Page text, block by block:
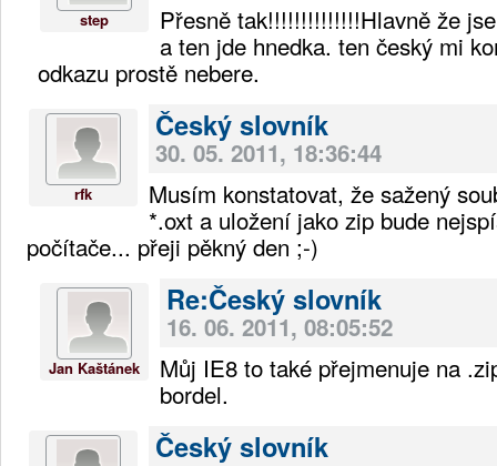
step
Přesně tak!!!!!!!!!!!!!!Hlavně že
a ten jde hnedka. ten český mi
odkazu prostě nebere.
rfk
Český slovník
30. 05. 2011, 18:36:44
Musím konstatovat, že sažený
*.oxt a uložení jako zip bude
počítače... přeji pěkný den ;-)
Jan Kaštánek
Re:Český slovník
16. 06. 2011, 08:05:52
Můj IE8 to také přejmenuje na
bordel.
Český slovník